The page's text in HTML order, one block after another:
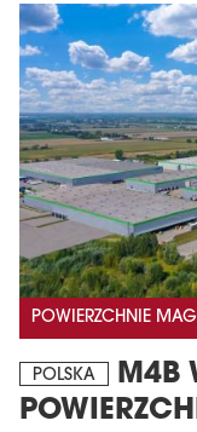
POWIERZCHNIE
POLSKA
M4B